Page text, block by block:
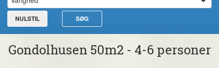
NULSTIL SØG
Gondolhusen 50m2 - 4-6 personer